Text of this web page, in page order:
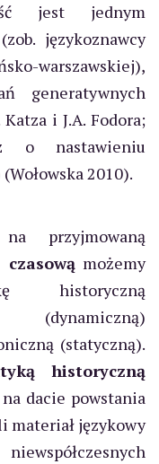
jest jednym
językoznawcy
warszawskiej),
generatywnych
i J.A. Fodora;
o nastawieniu
2010).
przyjmowaną
czasowąmożemy
historyczną
(statyczną).
historyczną
dacie powstania
materiał językowy